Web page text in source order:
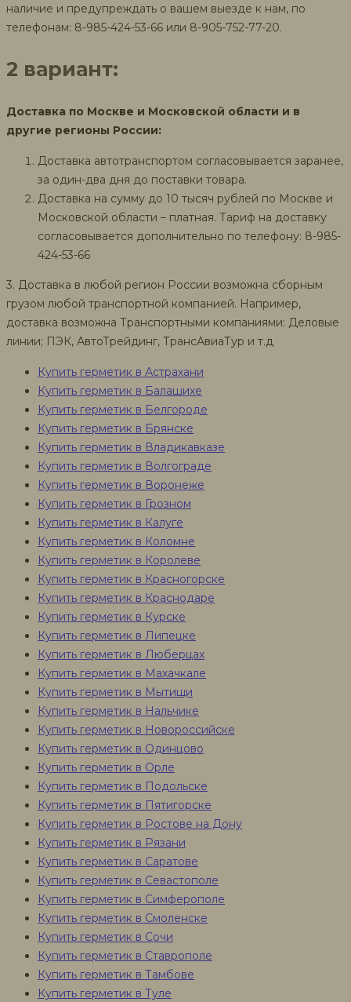
наличие и предупреждать о вашем выезде к нам, по
телефонам: 8-985-424-53-66 или 8-905-752-77-20.
2 вариант:
Доставка по Москве и Московской области и в
другие регионы России:
Доставка автотранспортом согласовывается заранее,
за один-два дня до поставки товара.
Доставка на сумму до 10 тысяч рублей по Москве и
Московской области – платная. Тариф на доставку
согласовывается дополнительно по телефону: 8-985-
424-53-66
3. Доставка в любой регион России возможна сборным
грузом любой транспортной компанией. Например,
доставка возможна Транспортными компаниями: Деловые
линии; ПЭК, АвтоТрейдинг, ТрансАвиаТур и т.д
Купить герметик в Астрахани
Купить герметик в Балашихе
Купить герметик в Белгороде
Купить герметик в Брянске
Купить герметик в Владикавказе
Купить герметик в Волгограде
Купить герметик в Воронеже
Купить герметик в Грозном
Купить герметик в Калуге
Купить герметик в Коломне
Купить герметик в Королеве
Купить герметик в Красногорске
Купить герметик в Краснодаре
Купить герметик в Курске
Купить герметик в Липецке
Купить герметик в Люберцах
Купить герметик в Махачкале
Купить герметик в Мытищи
Купить герметик в Нальчике
Купить герметик в Новороссийске
Купить герметик в Одинцово
Купить герметик в Орле
Купить герметик в Подольске
Купить герметик в Пятигорске
Купить герметик в Ростове на Дону
Купить герметик в Рязани
Купить герметик в Саратове
Купить герметик в Севастополе
Купить герметик в Симферополе
Купить герметик в Смоленске
Купить герметик в Сочи
Купить герметик в Ставрополе
Купить герметик в Тамбове
Купить герметик в Туле